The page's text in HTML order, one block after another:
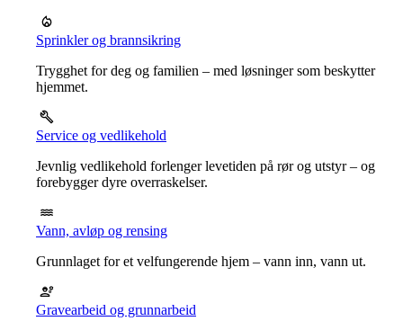
Sprinkler og brannsikring
Trygghet for deg og familien – med løsninger som beskytter
hjemmet.
Service og vedlikehold
Jevnlig vedlikehold forlenger levetiden på rør og utstyr – og
forebygger dyre overraskelser.
Vann, avløp og rensing
Grunnlaget for et velfungerende hjem – vann inn, vann ut.
Gravearbeid og grunnarbeid